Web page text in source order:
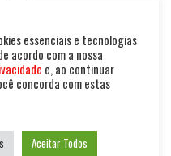
PIRAMBU NEWS
essenciais e tecnologias
acordo com a nossa
e, ao continuar
concorda com estas
Aceitar Todos